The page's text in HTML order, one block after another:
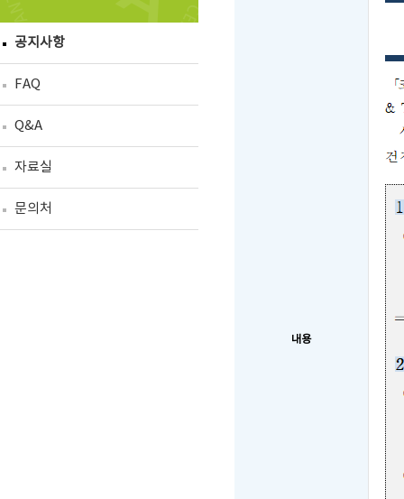
공지사항
FAQ
Q&A
자료실
문의처
내용